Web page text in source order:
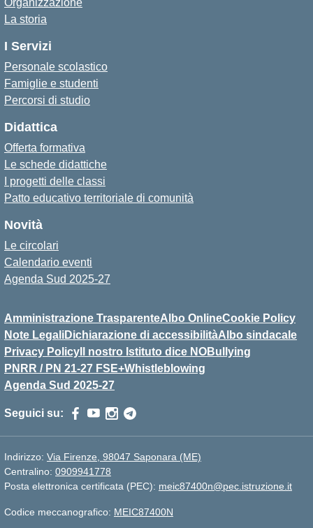
Organizzazione
La storia
I Servizi
Personale scolastico
Famiglie e studenti
Percorsi di studio
Didattica
Offerta formativa
Le schede didattiche
I progetti delle classi
Patto educativo territoriale di comunità
Novità
Le circolari
Calendario eventi
Agenda Sud 2025-27
Amministrazione TrasparenteAlbo OnlineCookie Policy
Note LegaliDichiarazione di accessibilitàAlbo sindacale
Privacy Policy Il nostro Istituto dice NOBullying
PNRR / PN 21-27 FSE+Whistleblowing
Agenda Sud 2025-27
Seguici su:
Indirizzo: Via Firenze, 98047 Saponara (ME)
Centralino: 0909941778
Posta elettronica certificata (PEC): meic87400n@pec.istruzione.it
Codice meccanografico: MEIC87400N